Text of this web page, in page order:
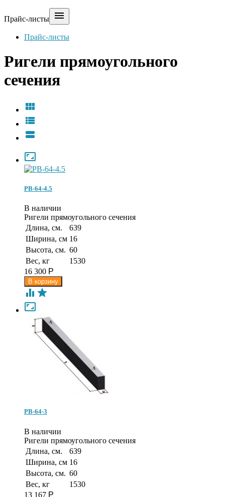
Прайс-листы 
Прайс-листы
Ригели прямоугольного
сечения




РВ-64-4.5
В наличии
Ригели прямоугольного сечения
Длина, см.
639
Ширина, см 16
Высота, см. 60
Вес, кг
1530
16 300 Р
 

РВ-64-3
В наличии
Ригели прямоугольного сечения
Длина, см.
639
Ширина, см 16
Высота, см. 60
Вес, кг
1530
13 167 Р